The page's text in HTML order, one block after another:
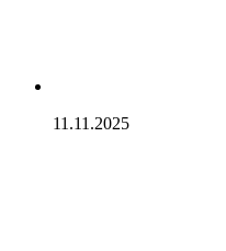
11.11.2025